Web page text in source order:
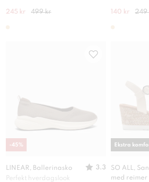
245 kr 499 kr 140 kr 249
LINEAR, Ballerinasko
3.3
Perfekt hverdagslook
-45%
SO ALL,
med reimer
Ekstra